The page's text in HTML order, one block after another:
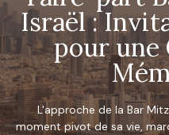
Israël :
pour une
L'approche de la Bar
moment pivot de sa vie,